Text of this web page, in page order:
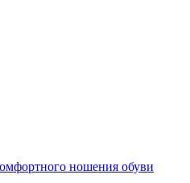
ношения обуви